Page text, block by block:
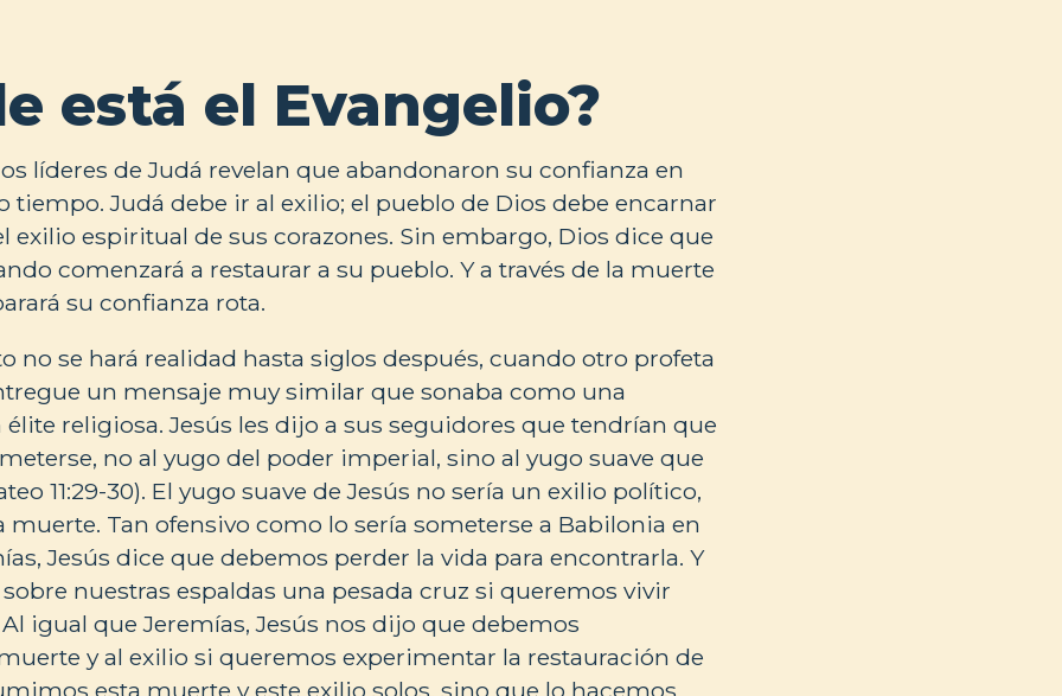
está el Evangelio?
líderes de Judá revelan que abandonaron su confianza en
tiempo. Judá debe ir al exilio; el pueblo de Dios debe encarnar
exilio espiritual de sus corazones. Sin embargo, Dios dice que
comenzará a restaurar a su pueblo. Y a través de la muerte
su confianza rota.
no se hará realidad hasta siglos después, cuando otro profeta
un mensaje muy similar que sonaba como una
religiosa. Jesús les dijo a sus seguidores que tendrían que
no al yugo del poder imperial, sino al yugo suave que
11:29-30). El yugo suave de Jesús no sería un exilio político,
muerte. Tan ofensivo como lo sería someterse a Babilonia en
Jesús dice que debemos perder la vida para encontrarla. Y
nuestras espaldas una pesada cruz si queremos vivir
Al igual que Jeremías, Jesús nos dijo que debemos
y al exilio si queremos experimentar la restauración de
esta muerte y este exilio solos, sino que lo hacemos